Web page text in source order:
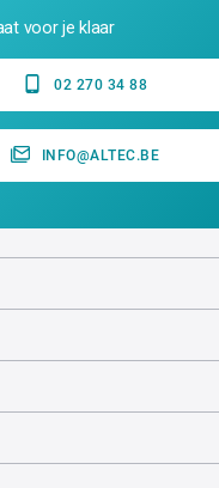
voor je klaar
02 270 34 88
INFO@ALTEC.BE